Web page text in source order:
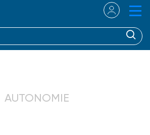
AUTONOMIE